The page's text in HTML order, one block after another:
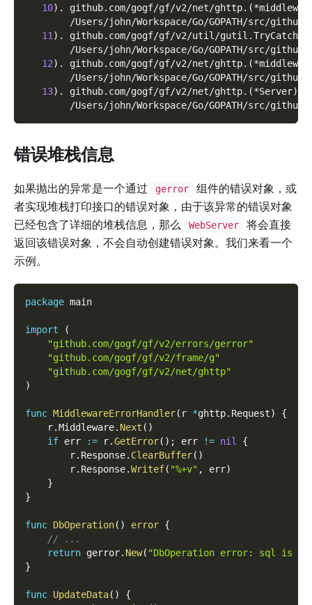
10) . github.com/gogf/gf/v2/net/ghttp. (
/Users/john/Workspace/Go/GOPATH/src/
11 ) . github.com/gogf/gf/v2/util/gutil.TryCatch
/Users/john/Workspace/Go/GOPATH/src/
12) . github.com/gogf/gf/v2/net/ghttp. (
/Users/john/Workspace/Go/GOPATH/src/
13) . github.com/gogf/gf/v2/net/ghttp. (*Server)
/Users/john/Workspace/Go/GOPATH/src/
错误堆栈信息
如果抛出的异常是一个通过 gerror
组件的错误对象，或
者实现堆栈打印接口的错误对象，由于该异常的错误对象
已经包含了详细的堆栈信息，那么
WebServer
将会直接
返回该错误对象，不会自动创建错误对象。我们来看一个
示例。
package main
import
(
"github.com/gogf/gf/v2/errors/gerror"
"github.com/gogf/gf/v2/frame/g"
"github.com/gogf/gf/v2/net/ghttp"
)
func MiddlewareErrorHandler( r *ghttp. Request)
{
    r
.Middleware. Next ( )
if err := r.GetError( ) ; err != nil
{
        r
. Response. ClearBuffer( )
        r
. Response.Writef( "%+v" , err)
}
}
func DbOperation( ) error {
// ...
return gerror. New( "DbOperation error: sql is
}
func UpdateData( )
{